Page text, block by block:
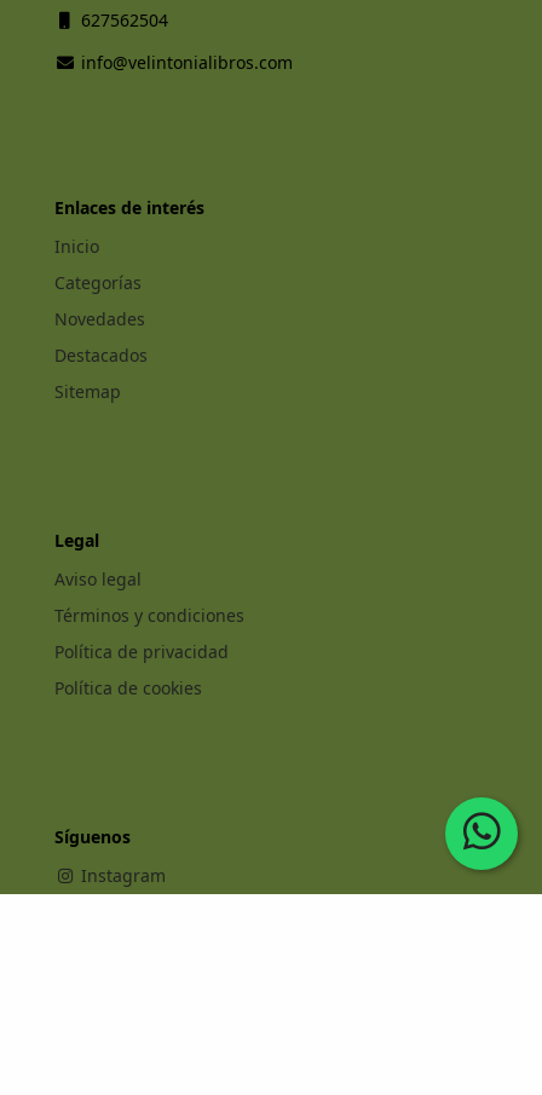
627562504
info@velintonialibros.com
Enlaces de interés
Inicio
Categorías
Novedades
Destacados
Sitemap
Legal
Aviso legal
Términos y condiciones
Política de privacidad
Política de cookies
Síguenos
Instagram